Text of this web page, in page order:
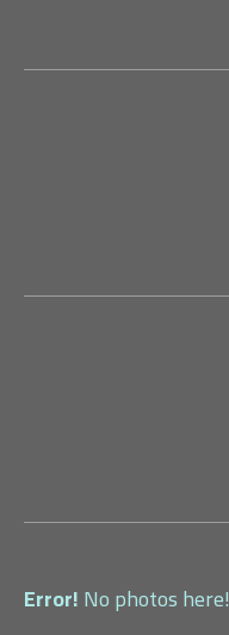
Error!No photos here!